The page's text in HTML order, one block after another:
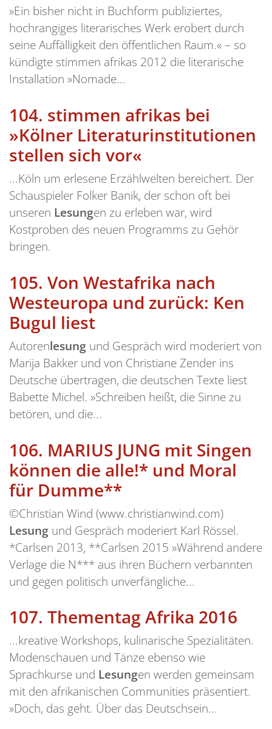
»Ein bisher nicht in Buchform publiziertes,
hochrangiges literarisches Werk erobert durch
seine Auffälligkeit den öffentlichen Raum.« – so
kündigte stimmen afrikas 2012 die literarische
Installation »Nomade...
104. stimmen afrikas bei
»Kölner Literaturinstitutionen
stellen sich vor«
...Köln um erlesene Erzählwelten bereichert. Der
Schauspieler Folker Banik, der schon oft bei
unseren Lesungen zu erleben war, wird
Kostproben des neuen Programms zu Gehör
bringen.
105. Von Westafrika nach
Westeuropa und zurück: Ken
Bugul liest
Autorenlesung und Gespräch wird moderiert von
Marija Bakker und von Christiane Zender ins
Deutsche übertragen, die deutschen Texte liest
Babette Michel. »Schreiben heißt, die Sinne zu
betören, und die...
106. MARIUS JUNG mit Singen
können die alle!* und Moral
für Dumme**
©Christian Wind (www.christianwind.com)
Lesung und Gespräch moderiert Karl Rössel.
*Carlsen 2013, **Carlsen 2015 »Während andere
Verlage die N*** aus ihren Büchern verbannten
und gegen politisch unverfängliche...
107. Thementag Afrika 2016
...kreative Workshops, kulinarische Spezialitäten.
Modenschauen und Tänze ebenso wie
Sprachkurse und Lesungen werden gemeinsam
mit den afrikanischen Communities präsentiert.
»Doch, das geht. Über das Deutschsein...